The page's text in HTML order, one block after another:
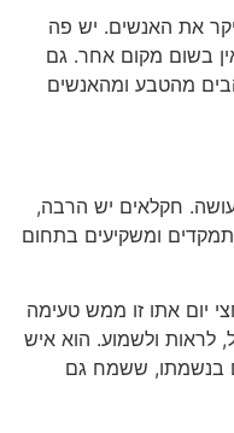
את האנשים. יש פה
בשום מקום אחר. גם
מהטבע ומהאנשים
. חקלאים יש הרבה,
ומשקיעים בתחום
יום אתו זו ממש טעימה
, לראות ולשמוע. הוא איש
בנשמתו, ששמח גם